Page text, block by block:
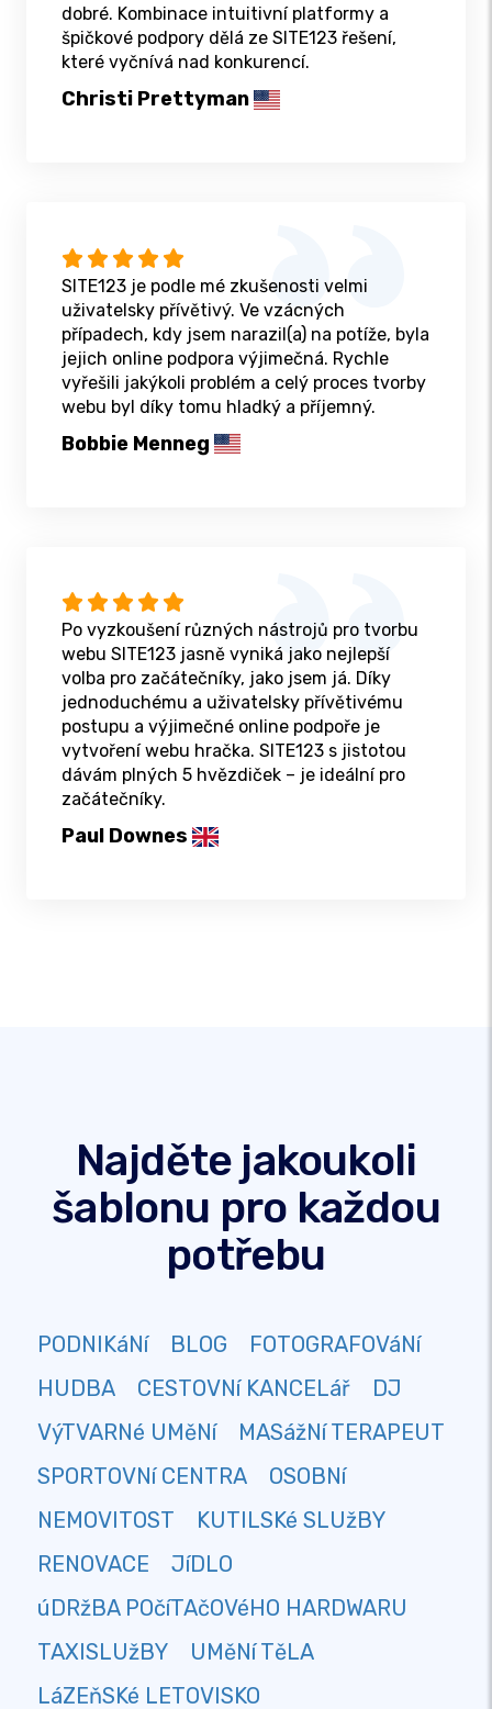
dobré. Kombinace intuitivní platformy a
špičkové podpory dělá ze SITE123 řešení,
které vyčnívá nad konkurencí.
Christi Prettyman
SITE123 je podle mé zkušenosti velmi
uživatelsky přívětivý. Ve vzácných
případech, kdy jsem narazil(a) na potíže, byla
jejich online podpora výjimečná. Rychle
vyřešili jakýkoli problém a celý proces tvorby
webu byl díky tomu hladký a příjemný.
Bobbie Menneg
Po vyzkoušení různých nástrojů pro tvorbu
webu SITE123 jasně vyniká jako nejlepší
volba pro začátečníky, jako jsem já. Díky
jednoduchému a uživatelsky přívětivému
postupu a výjimečné online podpoře je
vytvoření webu hračka. SITE123 s jistotou
dávám plných 5 hvězdiček – je ideální pro
začátečníky.
Paul Downes
Najděte jakoukoli
šablonu pro každou
potřebu
PODNIKáNí BLOG
FOTOGRAFOVáNí
HUDBA
CESTOVNí KANCELář
DJ
VýTVARNé UMěNí
MASážNí TERAPEUT
SPORTOVNí CENTRA
OSOBNí
NEMOVITOST
KUTILSKé SLUžBY
RENOVACE
JíDLO
úDRžBA POčíTAčOVéHO HARDWARU
TAXISLUžBY
UMěNí TěLA
LáZEňSKé LETOVISKO